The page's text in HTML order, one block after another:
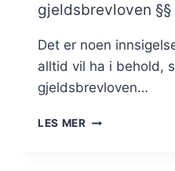
gjeldsbrevloven §§
Det er noen
alltid vil ha i behold,
gjeldsbrevloven…
LES MERABSOLUTTE